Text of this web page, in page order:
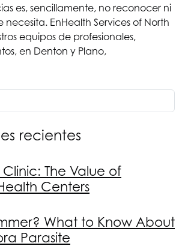
es, sencillamente, no reconocer ni
necesita. EnHealth Services of North
equipos de profesionales,
en Denton y Plano,
recientes
The Value of
Centers
What to Know About
Parasite